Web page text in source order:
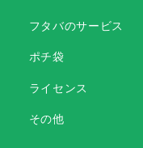
フタバのサービス
ポチ袋
ライセンス
その他